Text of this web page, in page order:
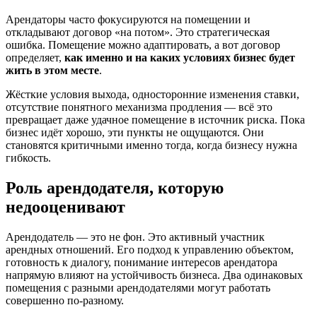
Арендаторы часто фокусируются на помещении и
откладывают договор «на потом». Это стратегическая
ошибка. Помещение можно адаптировать, а вот договор
определяет, как именно и на каких условиях бизнес будет
жить в этом месте.
Жёсткие условия выхода, односторонние изменения ставки,
отсутствие понятного механизма продления — всё это
превращает даже удачное помещение в источник риска. Пока
бизнес идёт хорошо, эти пункты не ощущаются. Они
становятся критичными именно тогда, когда бизнесу нужна
гибкость.
Роль арендодателя, которую
недооценивают
Арендодатель — это не фон. Это активный участник
арендных отношений. Его подход к управлению объектом,
готовность к диалогу, понимание интересов арендатора
напрямую влияют на устойчивость бизнеса. Два одинаковых
помещения с разными арендодателями могут работать
совершенно по-разному.